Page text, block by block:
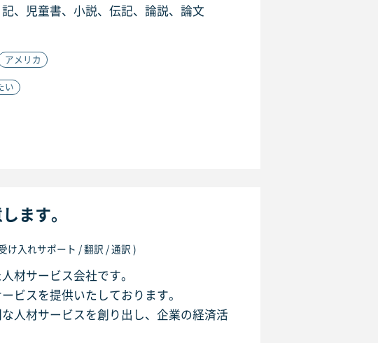
、児童書、小説、伝記、論説、論文
アメリカ
い
ます。
け入れサポート / 翻訳 / 通訳 )
材サービス会社です。
ビスを提供いたしております。
人材サービスを創り出し、企業の経済活